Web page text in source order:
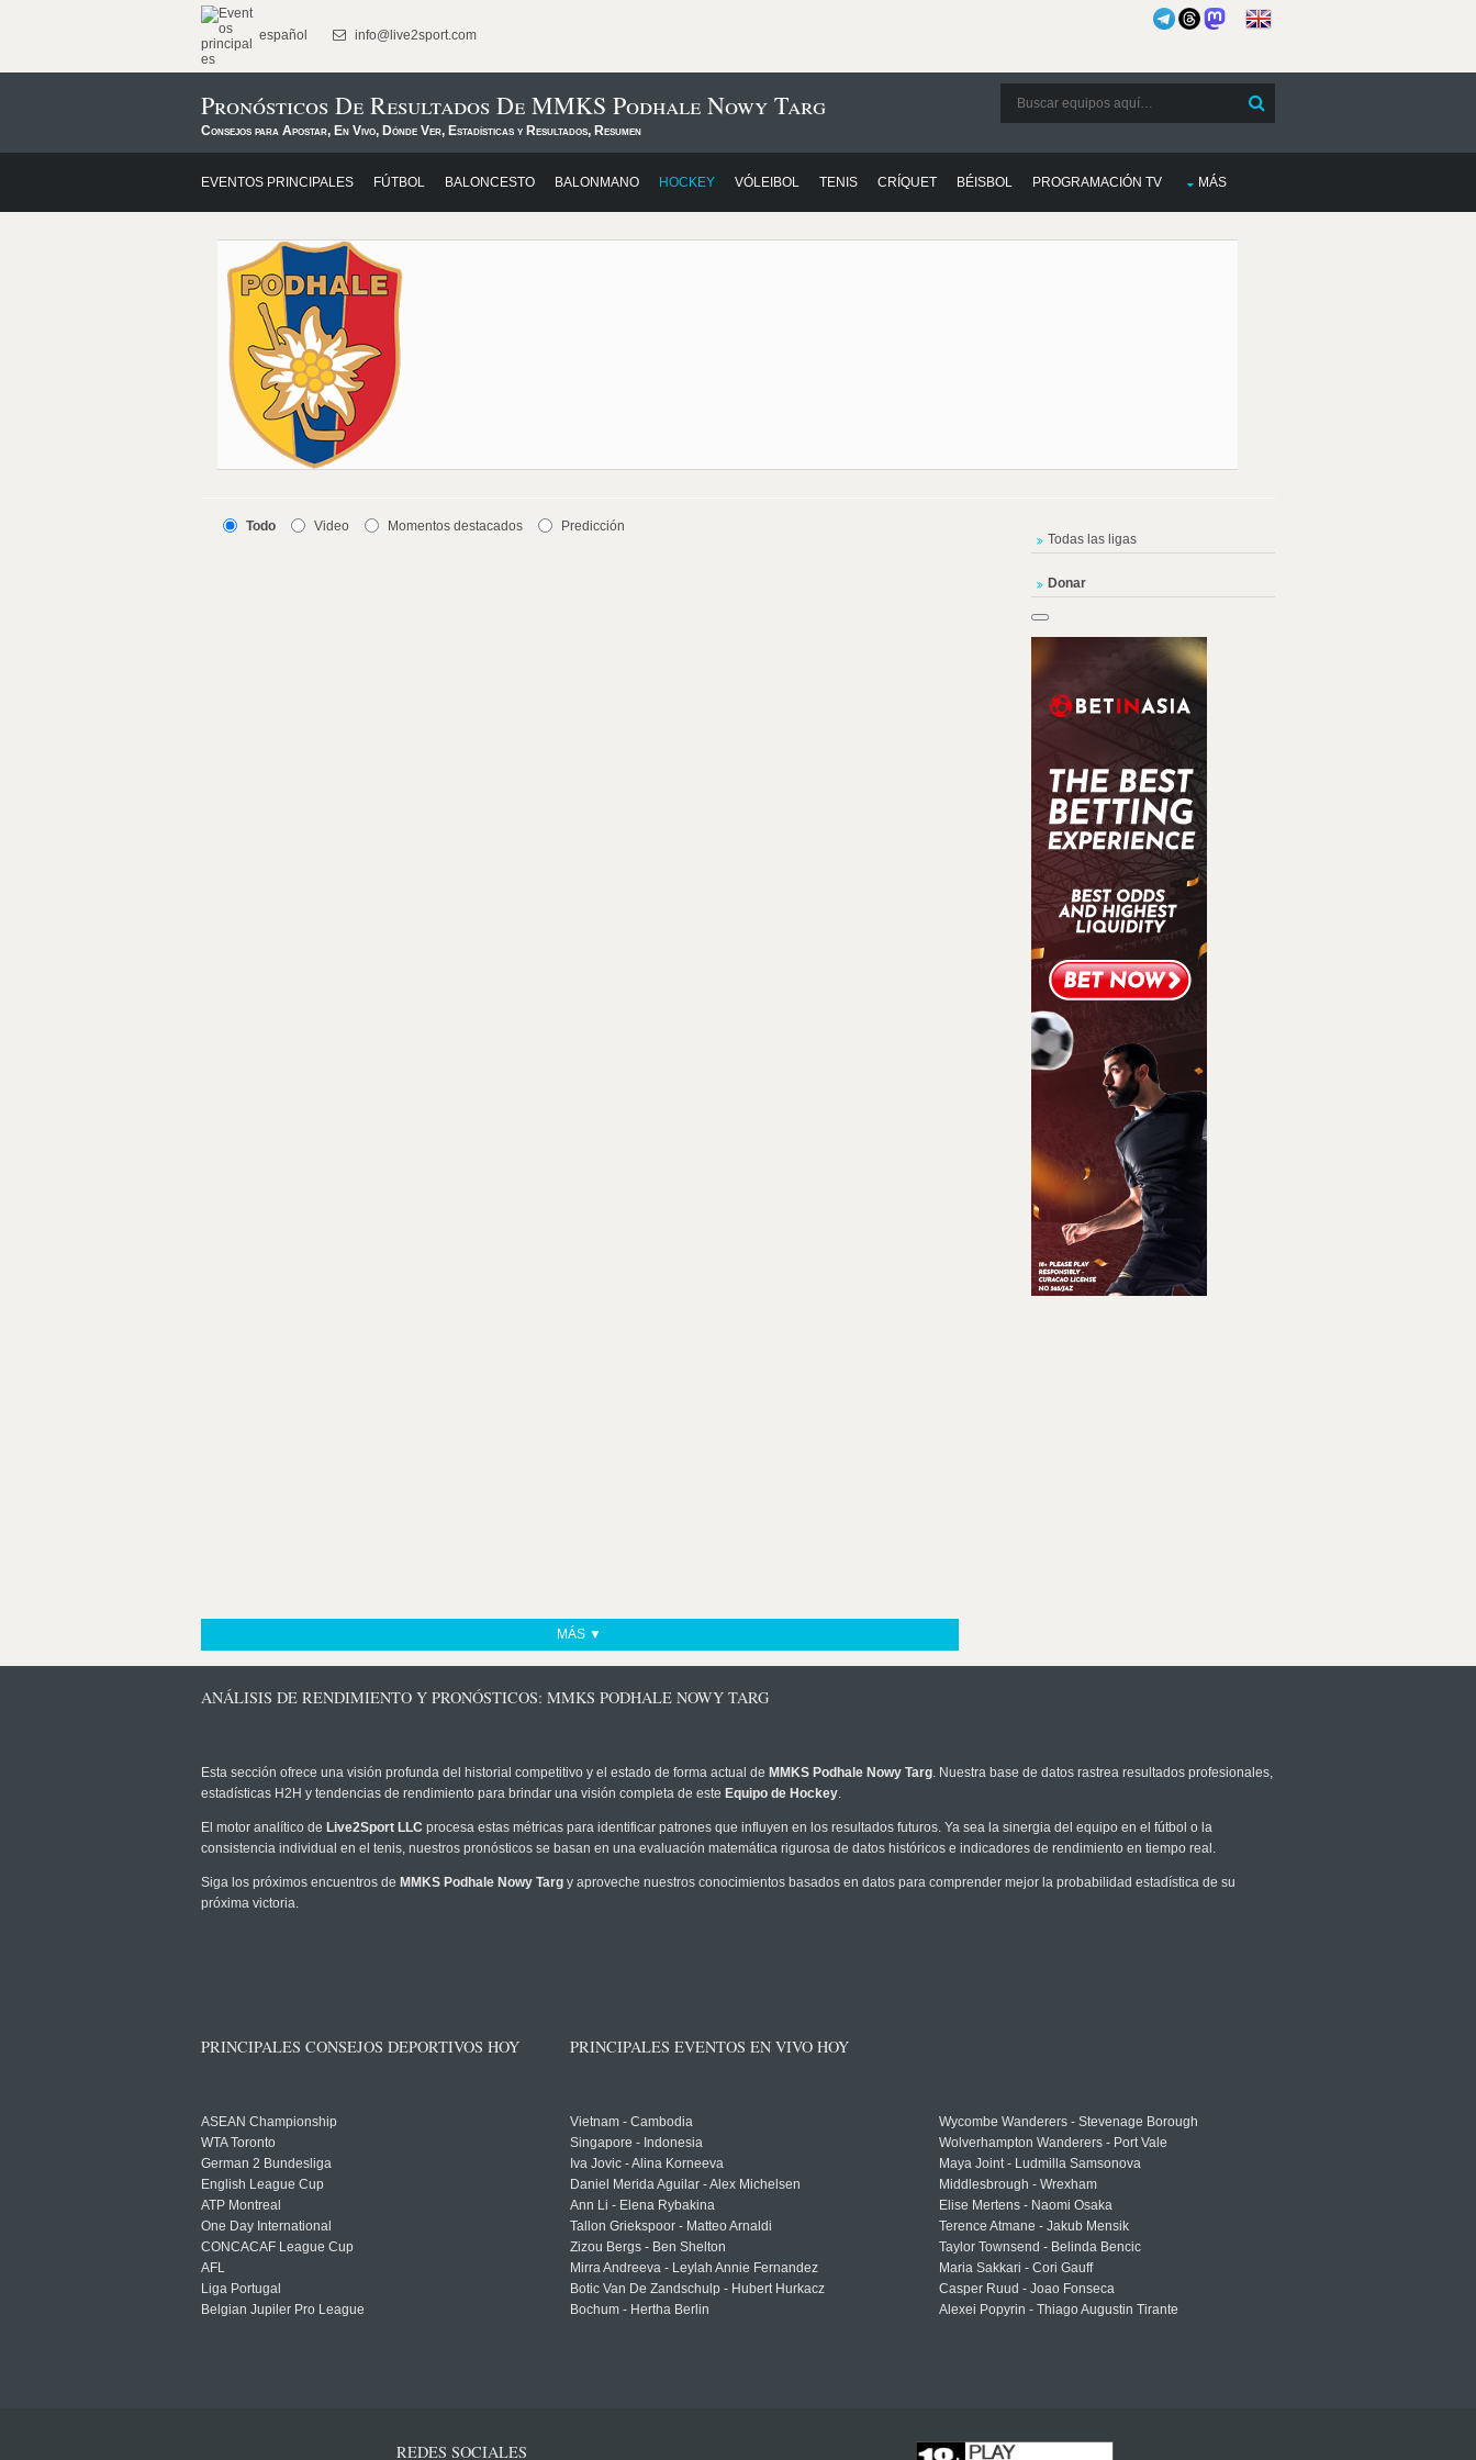
español info@live2sport.com
Pronósticos De Resultados De MMKS Podhale Nowy Targ
Consejos para Apostar, En Vivo, Dónde Ver, Estadísticas y Resultados, Resumen
EVENTOS PRINCIPALES FÚTBOL BALONCESTO BALONMANO HOCKEY VÓLEIBOL TENIS CRÍQUET BÉISBOL PROGRAMACIÓN TV MÁS
Todo Video Momentos destacados Predicción
MÁS ▼
Todas las ligas
Donar
ANÁLISIS DE RENDIMIENTO Y PRONÓSTICOS: MMKS PODHALE NOWY TARG
Esta sección ofrece una visión profunda del historial competitivo y el estado de forma actual de MMKS Podhale Nowy Targ. Nuestra base de datos rastrea resultados profesionales,
estadísticas H2H y tendencias de rendimiento para brindar una visión completa de este Equipo de Hockey.
El motor analítico de Live2Sport LLC procesa estas métricas para identificar patrones que influyen en los resultados futuros. Ya sea la sinergia del equipo en el fútbol o la
consistencia individual en el tenis, nuestros pronósticos se basan en una evaluación matemática rigurosa de datos históricos e indicadores de rendimiento en tiempo real.
Siga los próximos encuentros de MMKS Podhale Nowy Targ y aproveche nuestros conocimientos basados en datos para comprender mejor la probabilidad estadística de su
próxima victoria.
PRINCIPALES CONSEJOS DEPORTIVOS HOY
ASEAN Championship
WTA Toronto
German 2 Bundesliga
English League Cup
ATP Montreal
One Day International
CONCACAF League Cup
AFL
Liga Portugal
Belgian Jupiler Pro League
PRINCIPALES EVENTOS EN VIVO HOY
Vietnam - Cambodia
Singapore - Indonesia
Iva Jovic - Alina Korneeva
Daniel Merida Aguilar - Alex Michelsen
Ann Li - Elena Rybakina
Tallon Griekspoor - Matteo Arnaldi
Zizou Bergs - Ben Shelton
Mirra Andreeva - Leylah Annie Fernandez
Botic Van De Zandschulp - Hubert Hurkacz
Bochum - Hertha Berlin
Wycombe Wanderers - Stevenage Borough
Wolverhampton Wanderers - Port Vale
Maya Joint - Ludmilla Samsonova
Middlesbrough - Wrexham
Elise Mertens - Naomi Osaka
Terence Atmane - Jakub Mensik
Taylor Townsend - Belinda Bencic
Maria Sakkari - Cori Gauff
Casper Ruud - Joao Fonseca
Alexei Popyrin - Thiago Augustin Tirante
REDES SOCIALES